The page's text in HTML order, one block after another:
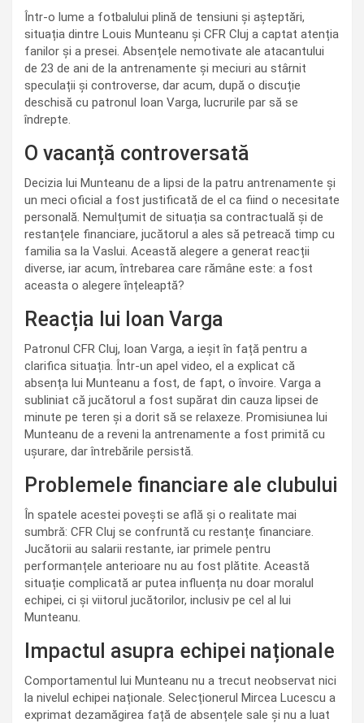
Într-o lume a fotbalului plină de tensiuni și așteptări,
situația dintre Louis Munteanu și CFR Cluj a captat atenția
fanilor și a presei. Absențele nemotivate ale atacantului
de 23 de ani de la antrenamente și meciuri au stârnit
speculații și controverse, dar acum, după o discuție
deschisă cu patronul Ioan Varga, lucrurile par să se
îndrepte.
O vacanță controversată
Decizia lui Munteanu de a lipsi de la patru antrenamente și
un meci oficial a fost justificată de el ca fiind o necesitate
personală. Nemulțumit de situația sa contractuală și de
restanțele financiare, jucătorul a ales să petreacă timp cu
familia sa la Vaslui. Această alegere a generat reacții
diverse, iar acum, întrebarea care rămâne este: a fost
aceasta o alegere înțeleaptă?
Reacția lui Ioan Varga
Patronul CFR Cluj, Ioan Varga, a ieșit în față pentru a
clarifica situația. Într-un apel video, el a explicat că
absența lui Munteanu a fost, de fapt, o învoire. Varga a
subliniat că jucătorul a fost supărat din cauza lipsei de
minute pe teren și a dorit să se relaxeze. Promisiunea lui
Munteanu de a reveni la antrenamente a fost primită cu
ușurare, dar întrebările persistă.
Problemele financiare ale clubului
În spatele acestei povești se află și o realitate mai
sumbră: CFR Cluj se confruntă cu restanțe financiare.
Jucătorii au salarii restante, iar primele pentru
performanțele anterioare nu au fost plătite. Această
situație complicată ar putea influența nu doar moralul
echipei, ci și viitorul jucătorilor, inclusiv pe cel al lui
Munteanu.
Impactul asupra echipei naționale
Comportamentul lui Munteanu nu a trecut neobservat nici
la nivelul echipei naționale. Selecționerul Mircea Lucescu a
exprimat dezamăgirea față de absențele sale și nu a luat